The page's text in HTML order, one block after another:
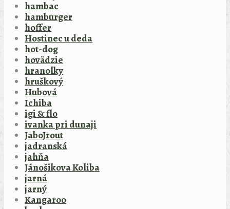
hambac
hamburger
hoffer
Hostinec u deda
hot-dog
hovädzie
hranolky
hruškový
Hubová
Ichiba
igi & flo
ivanka pri dunaji
JaboJrout
jadranská
jahňa
Jánošikova Koliba
jarná
jarný
Kangaroo